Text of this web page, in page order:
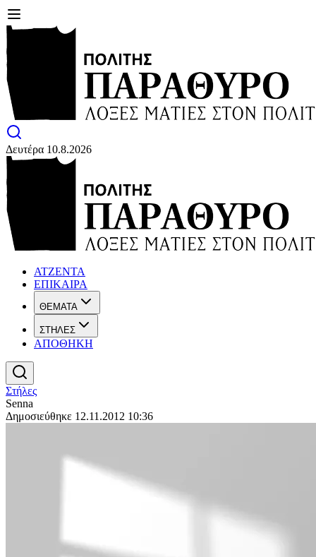
Δευτέρα 10.8.2026
ΑΤΖΕΝΤΑ
ΕΠΙΚΑΙΡΑ
ΘΕΜΑΤΑ
ΣΤΗΛΕΣ
ΑΠΟΘΗΚΗ
Στήλες
Senna
Δημοσιεύθηκε 12.11.2012 10:36